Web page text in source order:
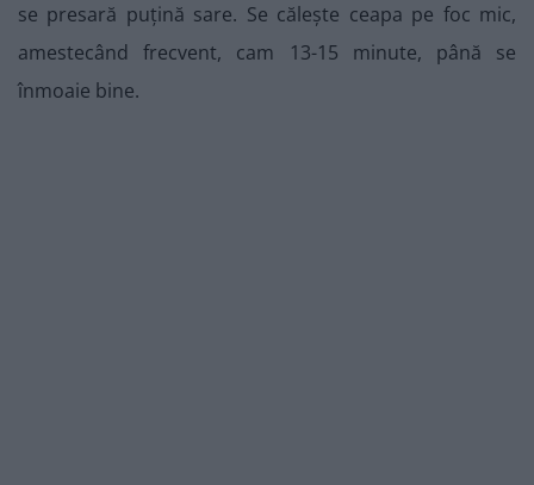
se presară puțină sare. Se călește ceapa pe foc mic,
amestecând frecvent, cam 13-15 minute, până se
înmoaie bine.